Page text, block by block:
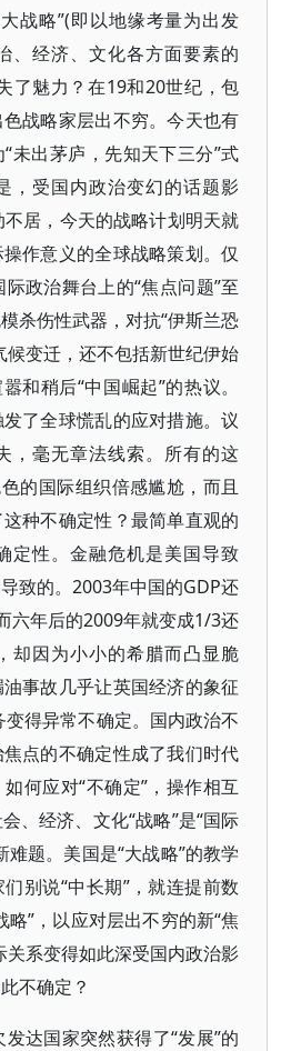
战略”(即以地缘考量为出发
、经济、文化各方面要素的
了魅力？在19和20世纪，包
战略家层出不穷。今天也有
未出茅庐，先知天下三分”式
，受国内政治变幻的话题影
居，今天的战略计划明天就
作意义的全球战略策划。仅
政治舞台上的“焦点问题”至
杀伤性武器，对抗“伊斯兰恐
候变迁，还不包括新世纪伊始
和稍后“中国崛起”的热议。
了全球慌乱的应对措施。议
，毫无章法线索。所有的这
的国际组织倍感尴尬，而且
种不确定性？最简单直观的
定性。金融危机是美国导致
致的。2003年中国的GDP还
六年后的2009年就变成1/3还
却因为小小的希腊而凸显脆
事故几乎让英国经济的象征
得异常不确定。国内政治不
点的不确定性成了我们时代
何应对“不确定”，操作相互
、经济、文化“战略”是“国际
题。美国是“大战略”的教学
别说“中长期”，就连提前数
”，以应对层出不穷的新“焦
关系变得如此深受国内政治影
不确定？
达国家突然获得了“发展”的